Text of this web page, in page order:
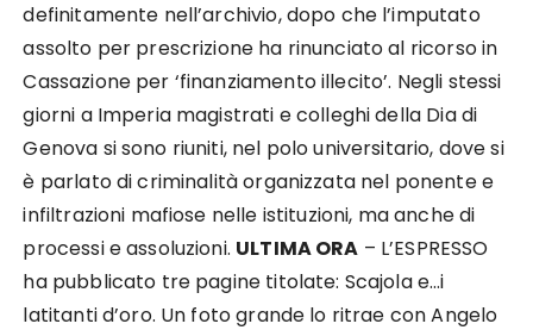
definitamente nell’archivio, dopo che l’imputato
assolto per prescrizione ha rinunciato al ricorso in
Cassazione per ‘finanziamento illecito’. Negli stessi
giorni a Imperia magistrati e colleghi della Dia di
Genova si sono riuniti, nel polo universitario, dove si
è parlato di criminalità organizzata nel ponente e
infiltrazioni mafiose nelle istituzioni, ma anche di
processi e assoluzioni. ULTIMA ORA – L’ESPRESSO
ha pubblicato tre pagine titolate: Scajola e…i
latitanti d’oro. Un foto grande lo ritrae con Angelo